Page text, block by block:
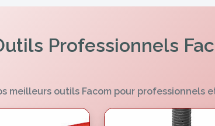
Professionnels
meilleurs outils Facom pour professionnels